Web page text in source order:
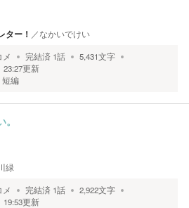
ター！ ／なかいでけい
メ 完結済 1話 5,431文字
23:27更新
短編
。
緑
メ 完結済 1話 2,922文字
19:53更新